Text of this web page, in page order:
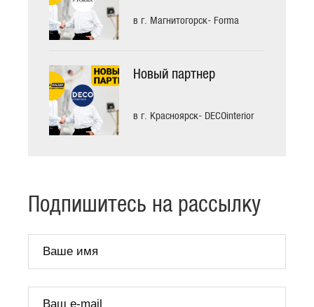
в г. Магнитогорск- Forma
Новый партнер
в г. Красноярск- DECOinterior
Подпишитесь на рассылку